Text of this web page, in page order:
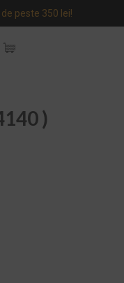
de peste 350 lei!
)